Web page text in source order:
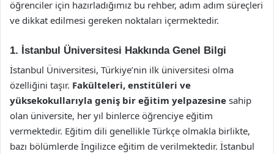
öğrenciler için hazırladığımız bu rehber, adım adım süreçleri
ve dikkat edilmesi gereken noktaları içermektedir.
1. İstanbul Üniversitesi Hakkında Genel Bilgi
İstanbul Üniversitesi, Türkiye’nin ilk üniversitesi olma
özelliğini taşır. Fakülteleri, enstitüleri ve
yüksekokullarıyla geniş bir eğitim yelpazesine sahip
olan üniversite, her yıl binlerce öğrenciye eğitim
vermektedir. Eğitim dili genellikle Türkçe olmakla birlikte,
bazı bölümlerde İngilizce eğitim de verilmektedir. İstanbul